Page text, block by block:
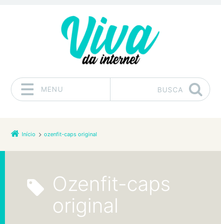
MENU BUSCA
Início ozenfit-caps original
ozenfit-caps
original